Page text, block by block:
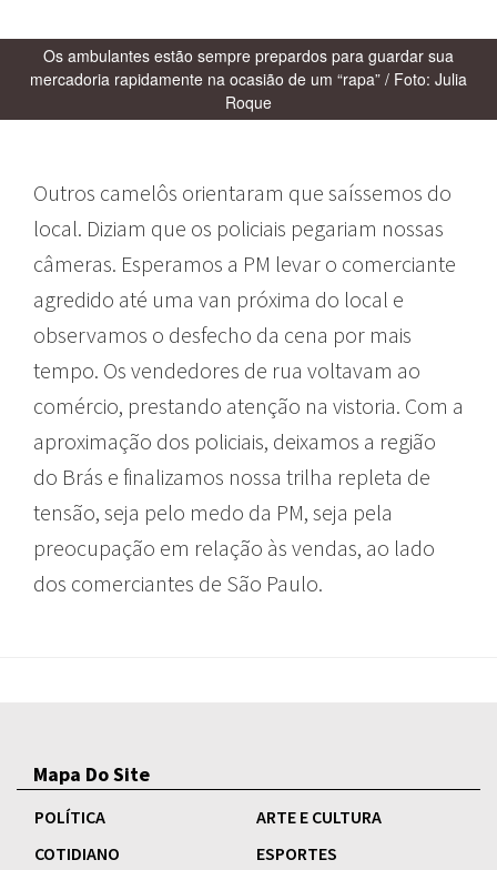
Os ambulantes estão sempre prepardos para guardar sua
mercadoria rapidamente na ocasião de um “rapa” / Foto: Julia
Roque
Outros camelôs orientaram que saíssemos do
local. Diziam que os policiais pegariam nossas
câmeras. Esperamos a PM levar o comerciante
agredido até uma van próxima do local e
observamos o desfecho da cena por mais
tempo. Os vendedores de rua voltavam ao
comércio, prestando atenção na vistoria. Com a
aproximação dos policiais, deixamos a região
do Brás e finalizamos nossa trilha repleta de
tensão, seja pelo medo da PM, seja pela
preocupação em relação às vendas, ao lado
dos comerciantes de São Paulo.
Mapa Do Site
POLÍTICA
ARTE E CULTURA
COTIDIANO
ESPORTES